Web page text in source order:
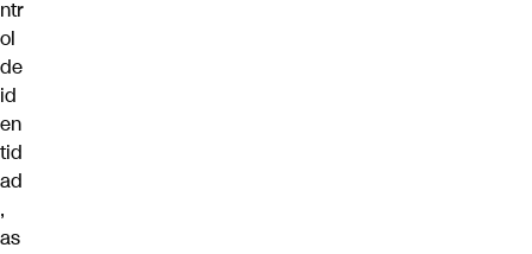
ntr
ol
de
id
en
tid
ad
,
as